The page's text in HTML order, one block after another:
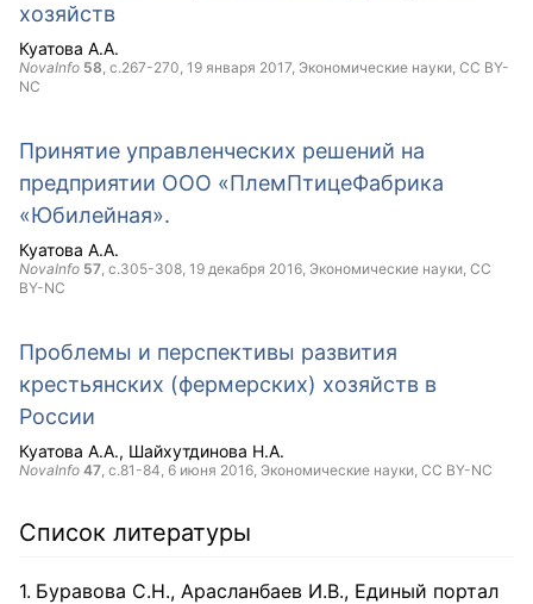
хозяйств
Куатова А.А.
NovaInfo 58, с.267-270, 19 января 2017, Экономические науки, CC BY-
NC
Принятие управленческих решений на
предприятии ООО «ПлемПтицеФабрика
«Юбилейная».
Куатова А.А.
NovaInfo 57, с.305-308, 19 декабря 2016, Экономические науки, CC
BY-NC
Проблемы и перспективы развития
крестьянских (фермерских) хозяйств в
России
Куатова А.А. Шайхутдинова Н.А.
NovaInfo 47, с.81-84, 6 июня 2016, Экономические науки, CC BY-NC
Список литературы
Буравова С.Н., Арасланбаев И.В., Единый портал